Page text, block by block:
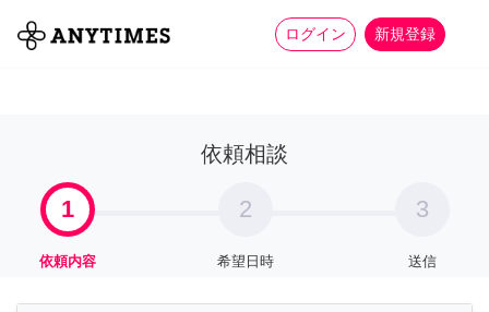
ログイン 新規登録
全て 家事 more_horiz
依頼相談
1
依頼内容
2
希望日時
3
送信